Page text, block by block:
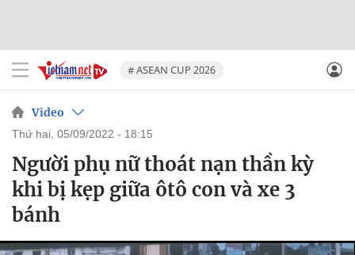
# ASEAN CUP 2026
Video
thứ hai, 05/09/2022 - 18:15
Người phụ nữ thoát nạn thần kỳ
khi bị kẹp giữa ôtô con và xe 3
bánh